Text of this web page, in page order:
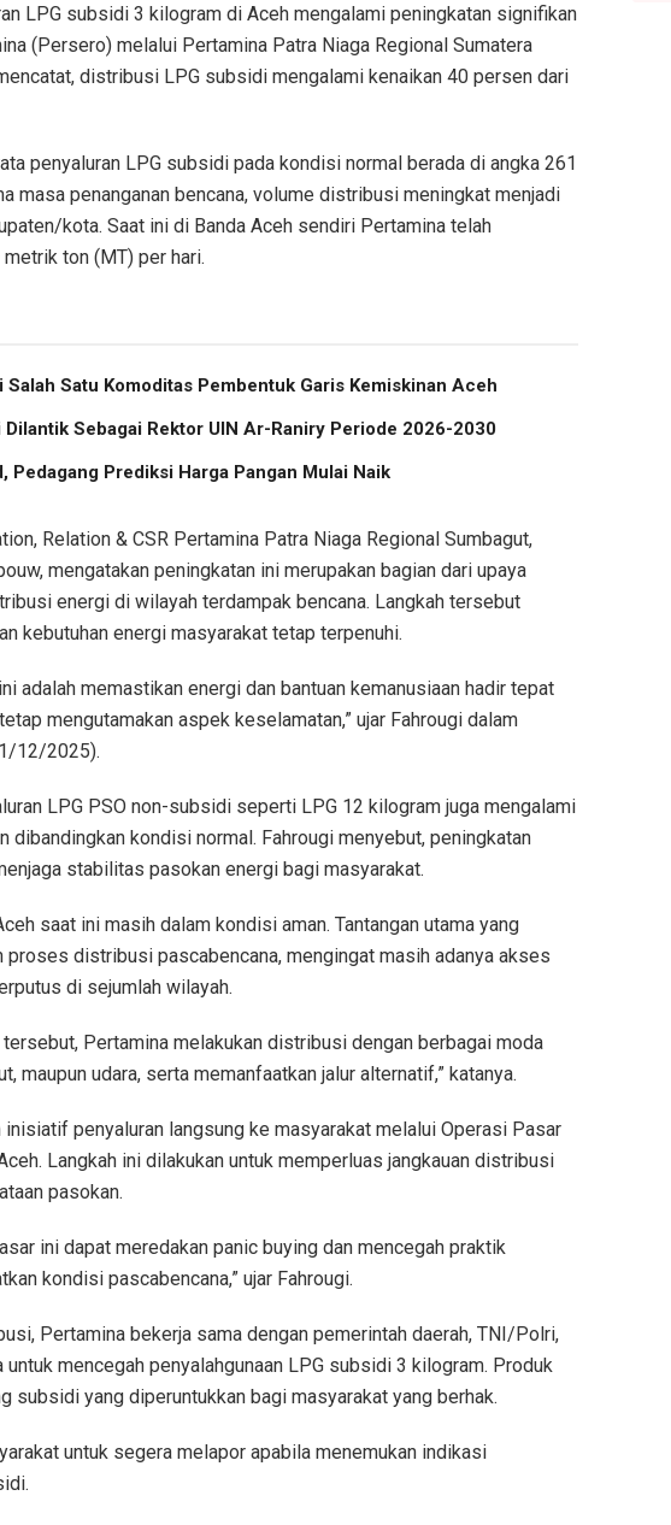
LPG subsidi 3 kilogram di Aceh mengalami peningkatan signifikan
(Persero) melalui Pertamina Patra Niaga Regional Sumatera
distribusi LPG subsidi mengalami kenaikan 40 persen dari
penyaluran LPG subsidi pada kondisi normal berada di angka 261
masa penanganan bencana, volume distribusi meningkat menjadi
kota. Saat ini di Banda Aceh sendiri Pertamina telah
ton (MT) per hari.
Satu Komoditas Pembentuk Garis Kemiskinan Aceh
Sebagai Rektor UIN Ar-Raniry Periode 2026-2030
Pedagang Prediksi Harga Pangan Mulai Naik
Relation & CSR Pertamina Patra Niaga Regional Sumbagut,
mengatakan peningkatan ini merupakan bagian dari upaya
energi di wilayah terdampak bencana. Langkah tersebut
kebutuhan energi masyarakat tetap terpenuhi.
adalah memastikan energi dan bantuan kemanusiaan hadir tepat
mengutamakan aspek keselamatan,” ujar Fahrougi dalam
12/2025).
LPG PSO non-subsidi seperti LPG 12 kilogram juga mengalami
dibandingkan kondisi normal. Fahrougi menyebut, peningkatan
stabilitas pasokan energi bagi masyarakat.
saat ini masih dalam kondisi aman. Tantangan utama yang
proses distribusi pascabencana, mengingat masih adanya akses
di sejumlah wilayah.
tersebut, Pertamina melakukan distribusi dengan berbagai moda
maupun udara, serta memanfaatkan jalur alternatif,” katanya.
inisiatif penyaluran langsung ke masyarakat melalui Operasi Pasar
Langkah ini dilakukan untuk memperluas jangkauan distribusi
pasokan.
ini dapat meredakan panic buying dan mencegah praktik
kondisi pascabencana,” ujar Fahrougi.
Pertamina bekerja sama dengan pemerintah daerah, TNI/Polri,
mencegah penyalahgunaan LPG subsidi 3 kilogram. Produk
subsidi yang diperuntukkan bagi masyarakat yang berhak.
untuk segera melapor apabila menemukan indikasi